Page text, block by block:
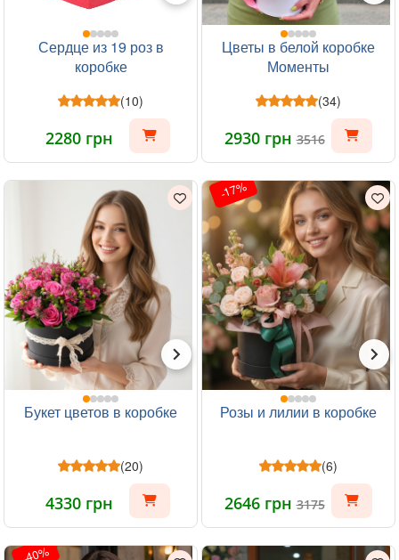
Сердце из 19 роз в
коробке
(10)
2280 грн
Цветы в белой коробке
Моменты
(34)
2930 грн3516
Букет цветов в коробке
(20)
4330 грн
-17%
Розы и лилии в коробке
(6)
2646 грн3175
-40%